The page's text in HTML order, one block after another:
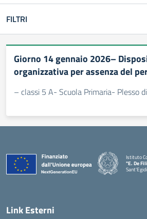
FILTRI
Giorno 14 gennaio 2026–
organizzativa per assenza del
– classi 5 A- Scuola Primaria- Plesso
Istituto
"E. De
Link Esterni